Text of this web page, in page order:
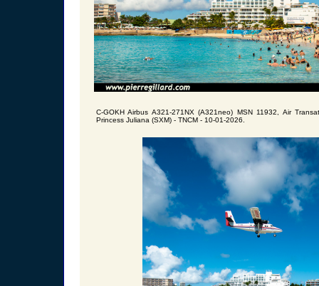
C-GOKH Airbus A321-271NX (A321neo) MSN 11932, Air
Princess Juliana (SXM) - TNCM - 10-01-2026.